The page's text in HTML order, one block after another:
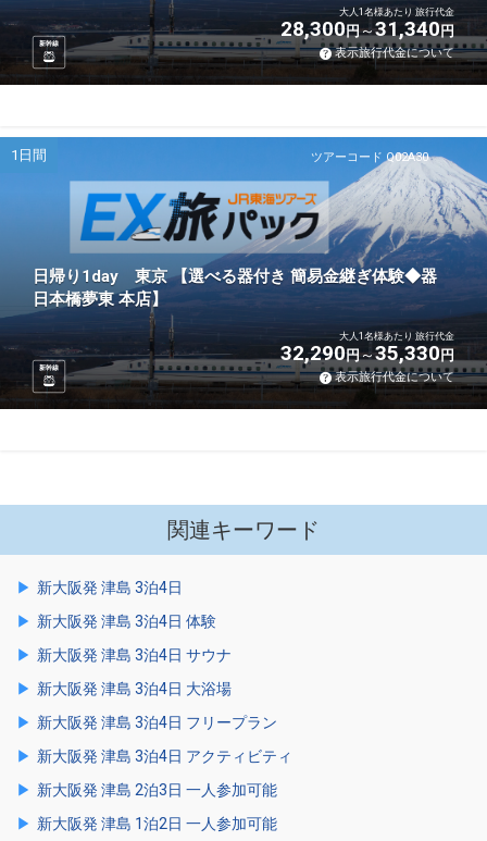
新幹線
大人1名様あたり 旅行代金
28,300円 31,340円
表示旅行代金について
ツアーコード Q02A30
1日間
日帰り1day 東京 【選べる器付き 簡易金継ぎ体験◆器
日本橋夢東 本店】
新幹線
大人1名様あたり 旅行代金
32,290円 35,330円
表示旅行代金について
関連キーワード
新大阪発 津島 3泊4日
新大阪発 津島 3泊4日 体験
新大阪発 津島 3泊4日 サウナ
新大阪発 津島 3泊4日 大浴場
新大阪発 津島 3泊4日 フリープラン
新大阪発 津島 3泊4日 アクティビティ
新大阪発 津島 2泊3日 一人参加可能
新大阪発 津島 1泊2日 一人参加可能